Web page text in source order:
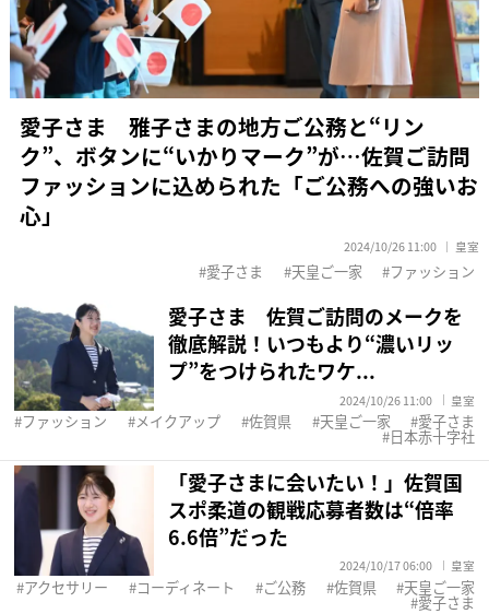
愛子さま 雅子さまの地方ご公務と“リン
ク”、ボタンに“いかりマーク”が…佐賀ご訪問
ファッションに込められた「ご公務への強いお
心」
2024/10/26 11:00 皇室
愛子さま 天皇ご一家 ファッション
愛子さま 佐賀ご訪問のメークを
徹底解説！いつもより“濃いリッ
プ”をつけられたワケ...
2024/10/26 11:00 皇室
ファッション メイクアップ 佐賀県 天皇ご一家 愛子さま
日本赤十字社
「愛子さまに会いたい！」佐賀国
スポ柔道の観戦応募者数は“倍率
6.6倍”だった
2024/10/17 06:00 皇室
アクセサリー コーディネート ご公務 佐賀県 天皇ご一家
愛子さま